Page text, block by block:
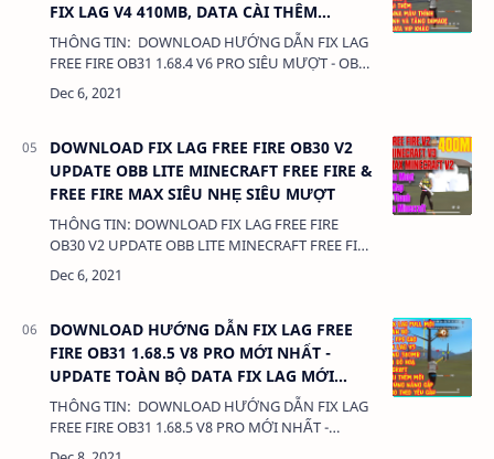
FIX LAG V4 410MB, DATA CÀI THÊM
ANTENNA MÀU THÍNH
THÔNG TIN: DOWNLOAD HƯỚNG DẪN FIX LAG
FREE FIRE OB31 1.68.4 V6 PRO SIÊU MƯỢT - OBB
FIX LAG V4 410MB, DATA CÀI THÊM ANTENNA
DOWNLOAD FIX LAG FREE FIRE OB30 V2
UPDATE OBB LITE MINECRAFT FREE FIRE &
FREE FIRE MAX SIÊU NHẸ SIÊU MƯỢT
THÔNG TIN: DOWNLOAD FIX LAG FREE FIRE
OB30 V2 UPDATE OBB LITE MINECRAFT FREE FIRE
& FREE FIRE MAX SIÊU NHẸ SIÊU MƯỢT DUNG
DOWNLOAD HƯỚNG DẪN FIX LAG FREE
FIRE OB31 1.68.5 V8 PRO MỚI NHẤT -
UPDATE TOÀN BỘ DATA FIX LAG MỚI
NHẤT
THÔNG TIN: DOWNLOAD HƯỚNG DẪN FIX LAG
FREE FIRE OB31 1.68.5 V8 PRO MỚI NHẤT -
UPDATE TOÀN BỘ DATA FIX LAG MỚI NHẤT 380